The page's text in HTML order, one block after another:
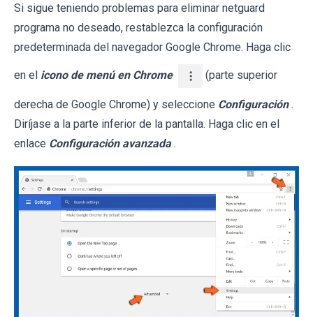
Si sigue teniendo problemas para eliminar netguard
programa no deseado, restablezca la configuración
predeterminada del navegador Google Chrome. Haga clic
en el icono de menú en Chrome (parte superior
derecha de Google Chrome) y seleccione Configuración .
Diríjase a la parte inferior de la pantalla. Haga clic en el
enlace Configuración avanzada .